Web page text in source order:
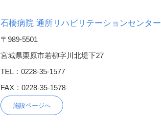
石橋病院 通所リハビリテーションセンター
〒989-5501
宮城県栗原市若柳字川北堤下27
TEL：0228-35-1577
FAX：0228-35-1578
施設ページへ